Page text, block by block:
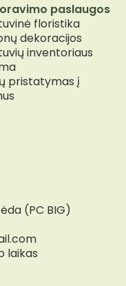
(PC BIG)
laikas
paslaugos
floristika
dekoracijos
inventoriaus
pristatymas į